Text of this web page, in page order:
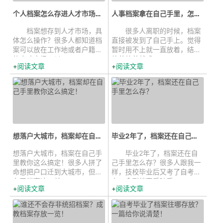
个人档案怎么存进人才市场？具体怎...
档案想存到人才市场，具
体怎么操作？很多人都知道档
案可以放在工作地或者户籍地
的人才市场，以...
阅读文章
人事档案拿在自己手里，怎么存到人...
很多人离职的时候，档案
直接被发到了自己手上。觉得
暂时用不上就一直放着，结果
放着放着就成...
阅读文章
想落户大城市，档案却在自己手里教...
想落户大城市，档案在自己手
里教你这么搞定！很多人拼了
命想把户口迁到大城市，但卡
在了档案这一关...
阅读文章
毕业2年了，档案还在自己手里怎么...
毕业2年了，档案还在自
己手里怎么存？很多人跟我一
样，技校毕业后又考了自考大
专，拿到档案后随手...
阅读文章